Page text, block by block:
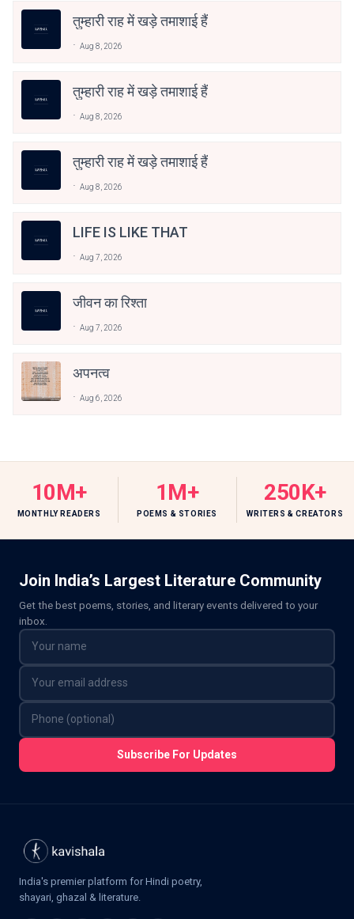
तुम्हारी राह में खड़े तमाशाई हैं
Aug 8, 2026
तुम्हारी राह में खड़े तमाशाई हैं
Aug 8, 2026
तुम्हारी राह में खड़े तमाशाई हैं
Aug 8, 2026
LIFE IS LIKE THAT
Aug 7, 2026
जीवन का रिश्ता
Aug 7, 2026
अपनत्व
Aug 6, 2026
10M+
MONTHLY READERS
1M+
POEMS & STORIES
250K+
WRITERS & CREATORS
Join India’s Largest Literature Community
Get the best poems, stories, and literary events delivered to your
inbox.
Subscribe For Updates
India's premier platform for Hindi poetry,
shayari, ghazal & literature.